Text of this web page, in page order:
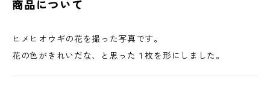
商品について
ヒメヒオウギの花を撮った写真です。
花の色がきれいだな、と思った１枚を形にしました。